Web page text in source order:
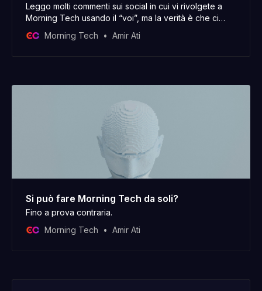
Leggo molti commenti sui social in cui vi rivolgete a
Morning Tech usando il “voi”, ma la verità è che ci
iniziato a scrivere questo post il 30 dicembre e oggi, il
Morning Tech Amir Ati
Si può fare Morning Tech da soli?
Fino a prova contraria.
Morning Tech
Amir Ati